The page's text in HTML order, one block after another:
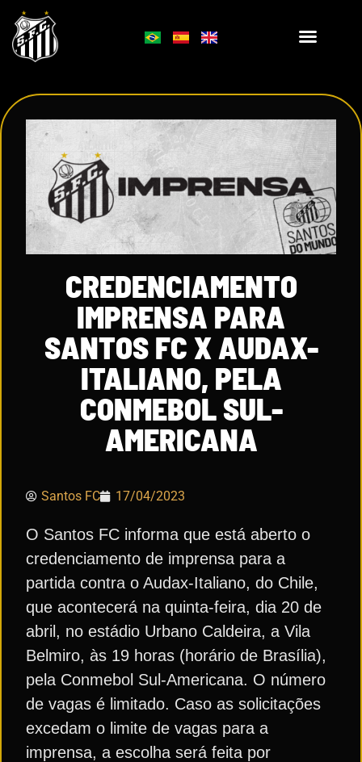
CREDENCIAMENTO
IMPRENSA PARA
SANTOS FC X AUDAX-
ITALIANO, PELA
CONMEBOL SUL-
AMERICANA
Santos FC 17/04/2023
O Santos FC informa que está aberto o
credenciamento de imprensa para a
partida contra o Audax-Italiano, do Chile,
que acontecerá na quinta-feira, dia 20 de
abril, no estádio Urbano Caldeira, a Vila
Belmiro, às 19 horas (horário de Brasília),
pela Conmebol Sul-Americana. O número
de vagas é limitado. Caso as solicitações
excedam o limite de vagas para a
imprensa, a escolha será feita por